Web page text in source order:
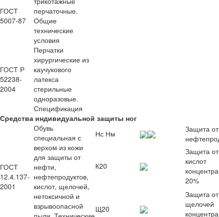
ГОСТ
5007-87
перчаточные.
Общие
технические
условия
ГОСТ Р
52238-
2004
Перчатки
хирургические из
каучукового
латекса
стерильные
одноразовые.
Спецификация
Средства индивидуальной защиты ног
ГОСТ
12.4.137-
2001
Обувь
специальная с
верхом из кожи
для защиты от
нефти,
нефтепродуктов,
кислот, щелочей,
нетоксичной и
взрывоопасной
Нс Нм
Защита
К20
Защита
кислот
20%
Щ20
Защита
щелочей